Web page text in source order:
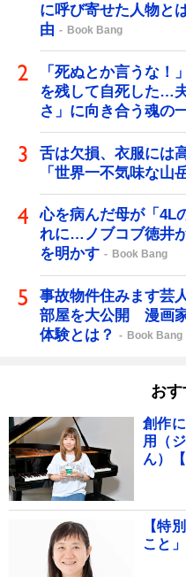
に呼び寄せた人物と
由
Book Bang
「死ぬとか言うな！
を残して自死した…
さ」に向き合う魂の
舌は欠損、衣服には
「世界一不気味な山
心を病んだ母が「4L
れに…ノブコブ徳井
を明かす
Book Bang
事故物件住みます芸
部屋を大公開 漫画
体験とは？
Book Bang
お
創作
用（
ん）
【特
こと